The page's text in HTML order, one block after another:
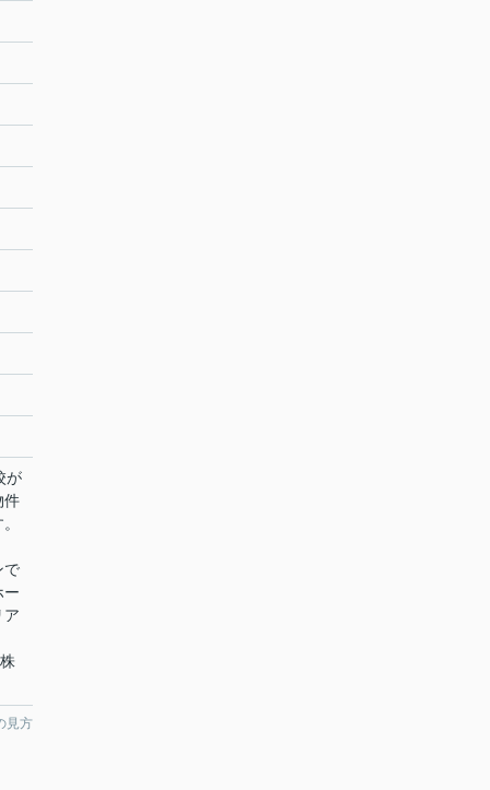
が
件
で
ー
ア
見方